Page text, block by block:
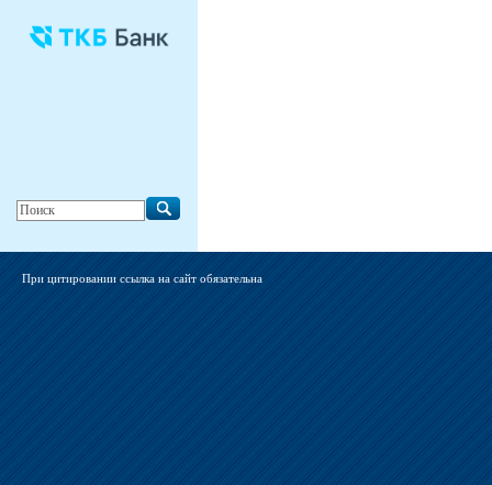
При цитировании ссылка на сайт обязательна